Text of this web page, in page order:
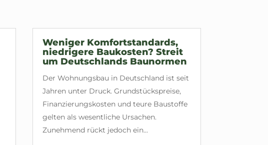
Weniger Komfortstandards,
niedrigere Baukosten? Streit
um Deutschlands Baunormen
Der Wohnungsbau in Deutschland ist seit
Jahren unter Druck. Grundstückspreise,
Finanzierungskosten und teure Baustoffe
gelten als wesentliche Ursachen.
Zunehmend rückt jedoch ein...